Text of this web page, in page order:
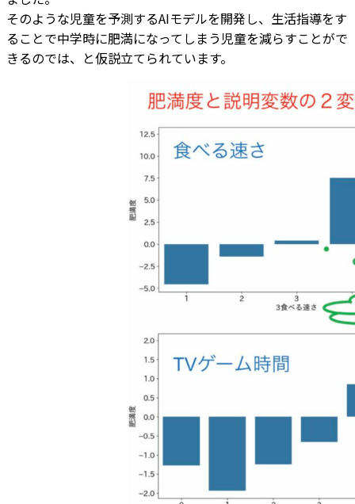
そのような児童を予測するAIモデルを開発し、生活指導をす
ることで中学時に肥満になってしまう児童を減らすことがで
きるのでは、と仮説立てられています。